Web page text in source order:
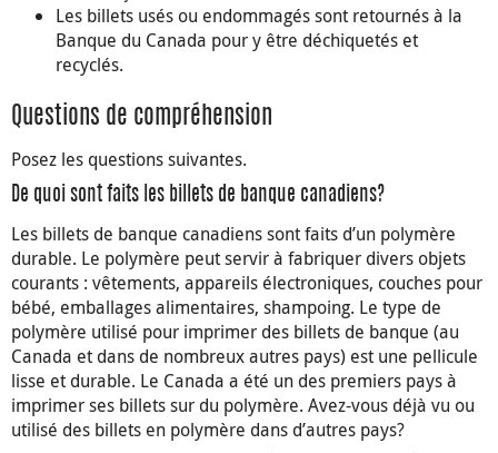
Les billets usés ou endommagés sont retournés à la
Banque du Canada pour y être déchiquetés et
recyclés.
Questions de compréhension
Posez les questions suivantes.
De quoi sont faits les billets de banque canadiens?
Les billets de banque canadiens sont faits d’un polymère
durable. Le polymère peut servir à fabriquer divers objets
courants : vêtements, appareils électroniques, couches pour
bébé, emballages alimentaires, shampoing. Le type de
polymère utilisé pour imprimer des billets de banque (au
Canada et dans de nombreux autres pays) est une pellicule
lisse et durable. Le Canada a été un des premiers pays à
imprimer ses billets sur du polymère. Avez-vous déjà vu ou
utilisé des billets en polymère dans d’autres pays?